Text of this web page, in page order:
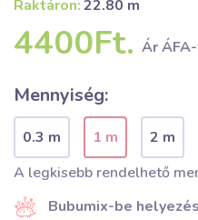
Raktáron:22.80 m
4400Ft. Ár
Mennyiség:
0.3 m 1 m
2 m
A legkisebb rendelhető
Bubumix-be helyezés